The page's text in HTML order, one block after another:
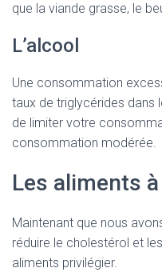
que la viande grasse, le
L’alcool
Une consommation
taux de triglycérides dans
de limiter votre
consommation modérée.
Les aliments
Maintenant que nous
réduire le cholestérol et
aliments privilégier.